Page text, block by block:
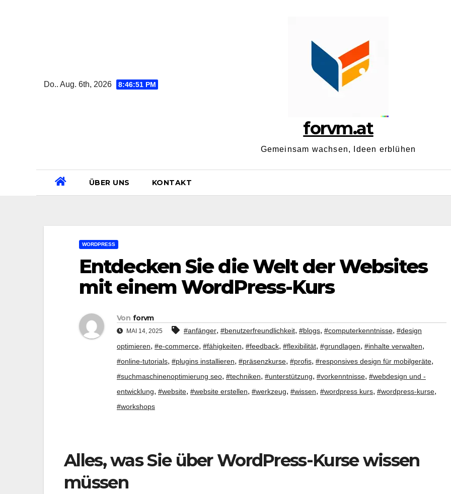
Do.. Aug. 6th, 2026 8:46:52 PM
forvm.at
Gemeinsam wachsen, Ideen erblühen
ÜBER UNS KONTAKT
WORDPRESS
Entdecken Sie die Welt der Websites
mit einem WordPress-Kurs
Von forvm
MAI 14, 2025 #anfänger, #benutzerfreundlichkeit, #blogs, #computerkenntnisse, #design
optimieren, #e-commerce, #fähigkeiten, #feedback, #flexibilität, #grundlagen, #inhalte verwalten,
#online-tutorials, #plugins installieren, #präsenzkurse, #profis, #responsives design für mobilgeräte,
#suchmaschinenoptimierung seo, #techniken, #unterstützung, #vorkenntnisse, #webdesign und -
entwicklung, #website, #website erstellen, #werkzeug, #wissen, #wordpress kurs, #wordpress-kurse,
#workshops
Alles, was Sie über WordPress-Kurse wissen
müssen